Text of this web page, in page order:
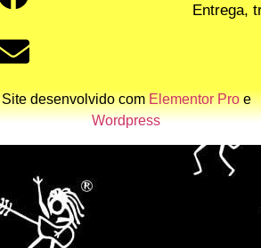
Entrega,
Site desenvolvido comElementor Proe
Wordpress